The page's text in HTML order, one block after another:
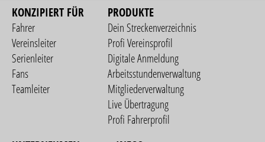
KONZIPIERT FÜR
Fahrer
Vereinsleiter
Serienleiter
Fans
Teamleiter
PRODUKTE
Dein Streckenverzeichnis
Profi Vereinsprofil
Digitale Anmeldung
Arbeitsstundenverwaltung
Mitgliederverwaltung
Live Übertragung
Profi Fahrerprofil